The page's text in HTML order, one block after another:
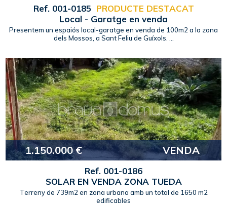
Ref. 001-0185 PRODUCTE DESTACAT
Local - Garatge en venda
Presentem un espaiós local-garatge en venda de 100m2 a la zona
dels Mossos, a Sant Feliu de Guíxols. ...
1.150.000 € VENDA
Ref. 001-0186
SOLAR EN VENDA ZONA TUEDA
Terreny de 739m2 en zona urbana amb un total de 1650 m2
edificables